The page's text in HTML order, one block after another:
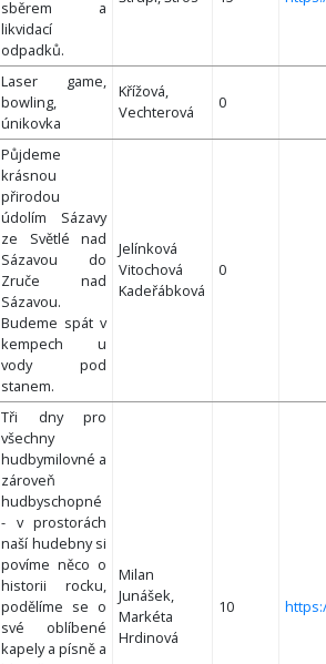
sběrem a
likvidací
odpadků.
Laser game,
bowling,
únikovka
Křížová,
Vechterová
0
Půjdeme
krásnou
přirodou
údolím Sázavy
ze Světlé nad
Sázavou do
Zruče nad
Sázavou.
Budeme spát v
kempech u
vody pod
stanem.
Jelínková
Vitochová
Kadeřábková
0
Tři dny pro
všechny
hudbymilovné a
zároveň
hudbyschopné
- v prostorách
naší hudebny si
povíme něco o
historii rocku,
podělíme se o
své oblíbené
kapely a písně a
Milan
Junášek,
Markéta
Hrdinová
10